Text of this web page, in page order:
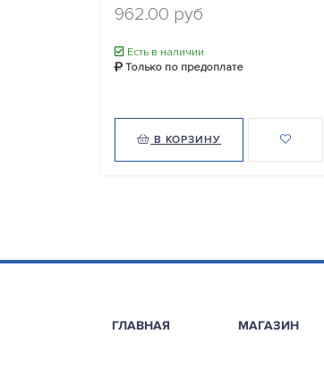
962.00 руб
Есть в наличии
Только по предоплате
В КОРЗИНУ
ГЛАВНАЯ МАГАЗИН